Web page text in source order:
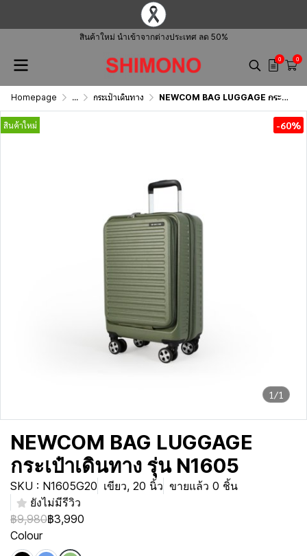
สินค้าใหม่ นำเข้าจากต่างประเทศ ลด 50%
0 0
Homepage ... กระเป๋าเดินทาง NEWCOM BAG LUGGAGE กระเป๋าเดินทาง รุ่น N1605
1/1
สินค้าใหม่ -60%
NEWCOM BAG LUGGAGE
กระเป๋าเดินทาง รุ่น N1605
SKU : N1605G20 เขียว, 20 นิ้ว ขายแล้ว 0 ชิ้น
ยังไม่มีรีวิว
฿9,980฿3,990
Colour